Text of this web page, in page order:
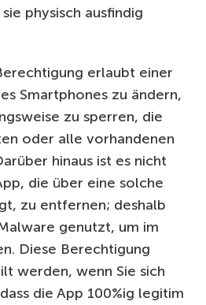
physisch ausfindig
erlaubt einer
Smartphones zu ändern,
zu sperren, die
oder alle vorhandenen
hinaus ist es nicht
die über eine solche
zu entfernen; deshalb
genutzt, um im
Diese Berechtigung
werden, wenn Sie sich
die App 100%ig legitim